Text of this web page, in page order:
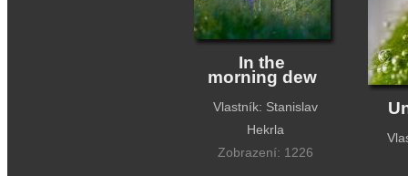
In the
morning dew
Vlastník: Stanislav
Hekrla
Zobrazení: 1226